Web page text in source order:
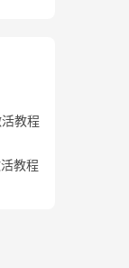
教程
教程